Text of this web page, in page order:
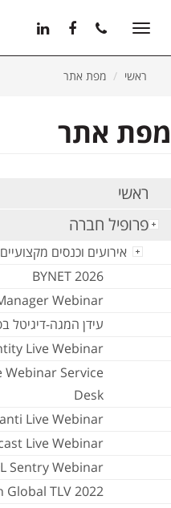
Toggle
ראשי
מפת אתר
מפת אתר
ראשי
פרופיל חברה
אירועים וכנסים מקצועיים
BYNET 2026
Webinar
עידן המגה-דיגיטל
Live Webinar
Webinar Service
Desk
Live Webinar
Live Webinar
Sentry Webinar
Global TLV 2022